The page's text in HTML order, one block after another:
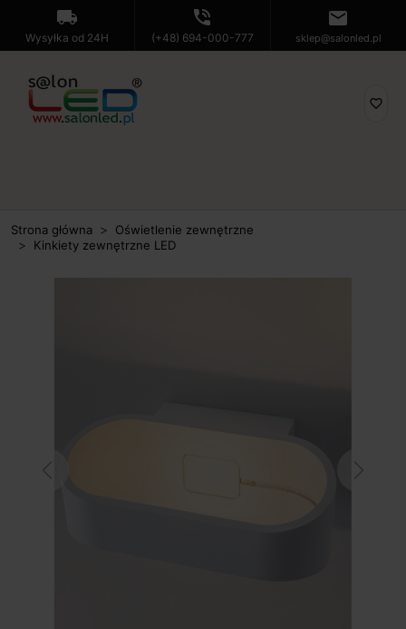
local_shipping
Wysyłka od 24H
phone_in_talk
(+48) 694-000-777
mail
sklep@salonled.pl
favorite_border
Strona główna
Oświetlenie zewnętrzne
Kinkiety zewnętrzne LED